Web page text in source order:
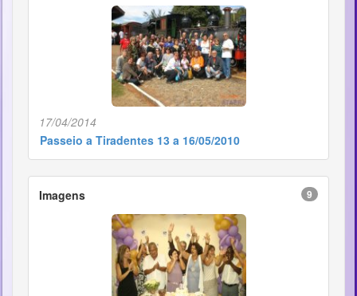
17/04/2014
Passeio a Tiradentes 13 a 16/05/2010
9
Imagens